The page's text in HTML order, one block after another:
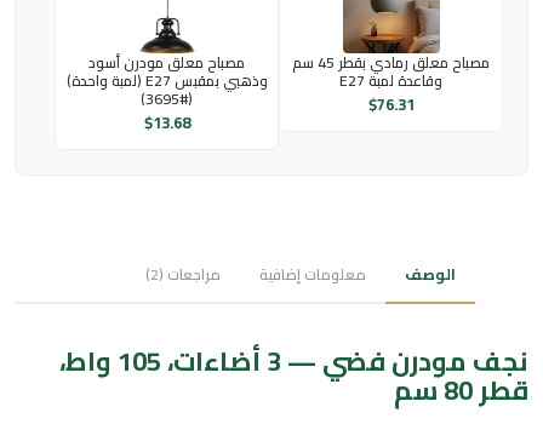
مصباح معلق رمادي بقطر 45 سم
وقاعدة لمبة E27
$76.31
مصباح معلق مودرن أسود
وذهبي بمقبس E27 (لمبة واحدة)
(#3695)
$13.68
الوصف معلومات إضافية مراجعات (2)
نجف مودرن فضي — 3 أضاءات، 105 واط،
قطر 80 سم